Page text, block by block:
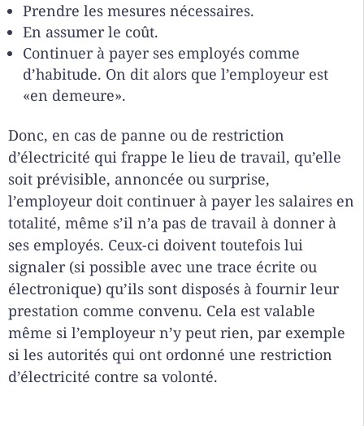
Prendre les mesures nécessaires.
En assumer le coût.
Continuer à payer ses employés comme
d’habitude. On dit alors que l’employeur est
«en demeure».
Donc, en cas de panne ou de restriction
d’électricité qui frappe le lieu de travail, qu’elle
soit prévisible, annoncée ou surprise,
l’employeur doit continuer à payer les salaires en
totalité, même s’il n’a pas de travail à donner à
ses employés. Ceux-ci doivent toutefois lui
signaler (si possible avec une trace écrite ou
électronique) qu’ils sont disposés à fournir leur
prestation comme convenu. Cela est valable
même si l’employeur n’y peut rien, par exemple
si les autorités qui ont ordonné une restriction
d’électricité contre sa volonté.